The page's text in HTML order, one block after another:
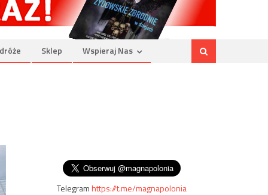
Sklep Wspieraj Nas
Telegramhttps://t.me/magnapolonia